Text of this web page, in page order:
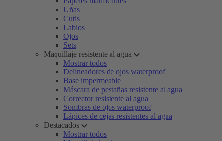
Uñas
Cutis
Labios
Ojos
Sets
Maquillaje resistente al agua
Mostrar todos
Delineadores de ojos waterproof
Base impermeable
Máscara de pestañas resistente al agua
Corrector resistente al agua
Sombras de ojos waterproof
Lápices de cejas resistentes al agua
Destacados
Mostrar todos